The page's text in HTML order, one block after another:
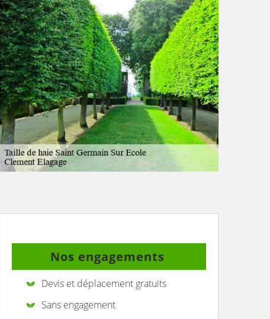
Nos engagements
Devis et déplacement gratuits
Sans engagement